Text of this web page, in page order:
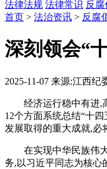
法律法规 法律常识 反
首页 > 法治资讯 > 反腐
深刻领会“
2025-11-07 来源:江西纪
经济运行稳中有进,
12个方面系统总结“十
发展取得的重大成就,必
在实现中华民族伟
务,以习近平同志为核心